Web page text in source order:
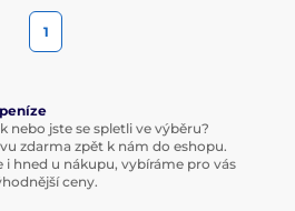
1
nebo jste se spletli ve výběru?
zdarma zpět k nám do eshopu.
i hned u nákupu, vybíráme pro vás
ceny.